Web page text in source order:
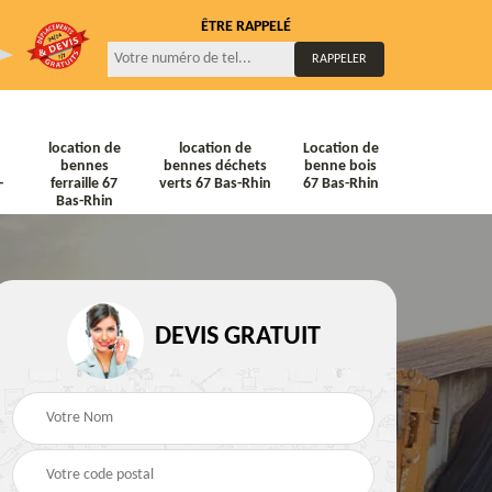
ÊTRE RAPPELÉ
location de
bennes
ferraille 67
Bas-Rhin
location de
bennes déchets
verts 67 Bas-Rhin
Location de
benne bois
67 Bas-Rhin
Location de bennes à
gravats 67 Bas-Rhin
Location de bennes
Tout venant 67 Bas-
DEVIS GRATUIT